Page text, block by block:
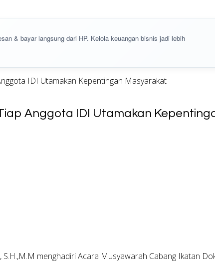
& bayar langsung dari HP. Kelola keuangan bisnis jadi lebih
IDI Utamakan Kepentingan Masyarakat
Anggota IDI Utamakan
S.H.,M.M menghadiri Acara Musyawarah Cabang Ikatan